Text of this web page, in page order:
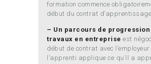
formation commence
début du contrat
– Un parcours de progression
travaux en entreprise est
début de contrat avec
l’apprenti applique ce qu’il a